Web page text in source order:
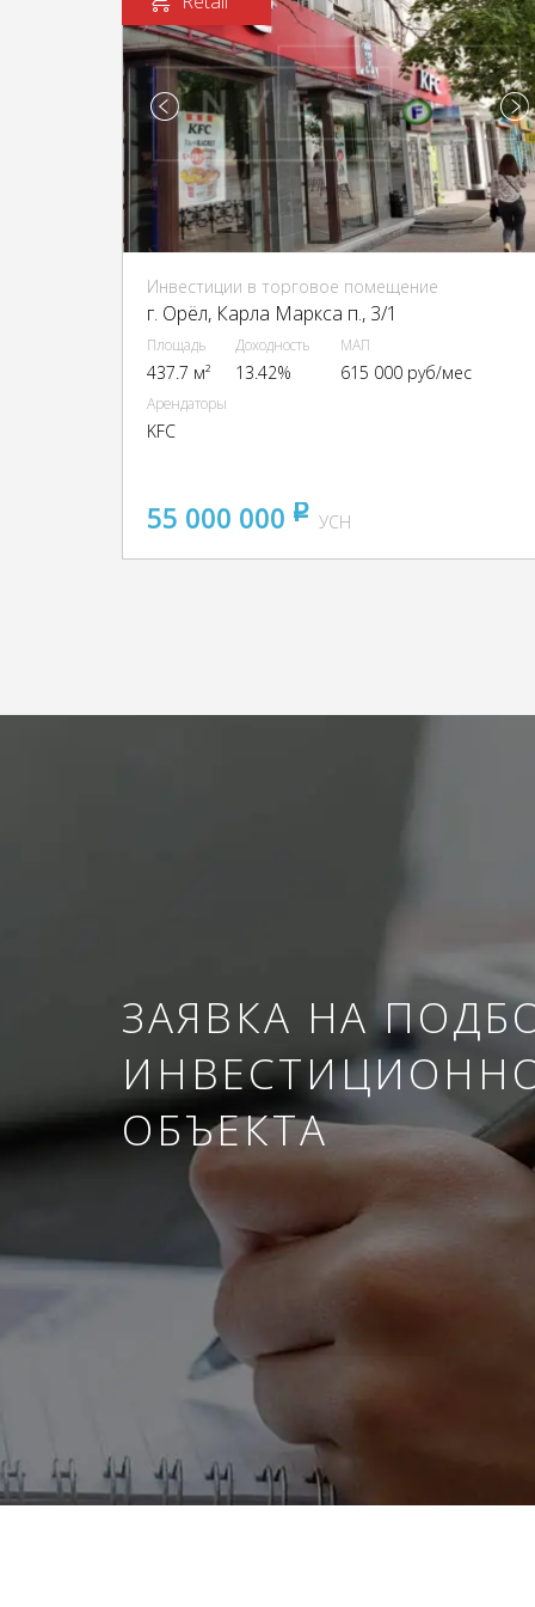
Инвестиции в торговое помещение
г. Орёл, Карла Маркса п., 3/1
Площадь
437.7 м²
Доходность
13.42%
МАП
615 000 руб/мес
Арендаторы
KFC
55 000 000 pуб
УСН
ЗАЯВКА НА
ОБЪЕКТА